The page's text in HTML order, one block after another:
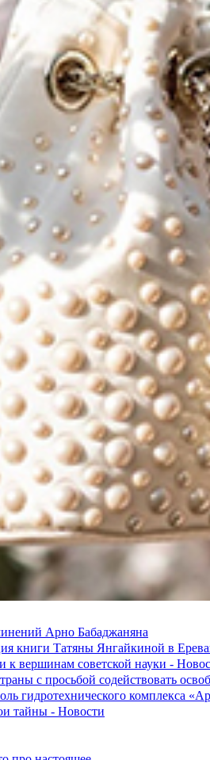
Арно Бабаджаняна
книги Татяны Янгайкиной в
вершинам советской науки -
с просьбой содействовать
гидротехнического комплекса
тайны - Новости